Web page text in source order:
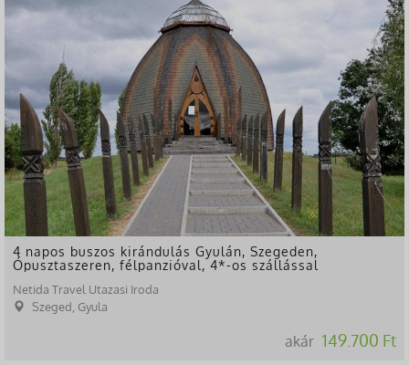
4 napos buszos kirándulás Gyulán, Szegeden,
Ópusztaszeren, félpanzióval, 4*-os szállással
Netida Travel Utazasi Iroda
Szeged, Gyula
akár 149.700 Ft